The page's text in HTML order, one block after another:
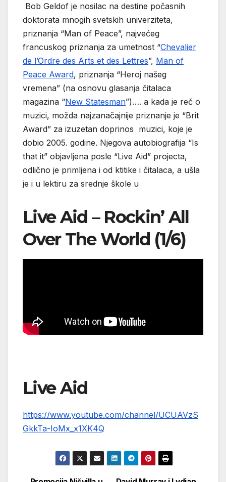
Bob Geldof je nosilac na destine počasnih
doktorata mnogih svetskih univerziteta,
priznanja “Man of Peace”, najvećeg
francuskog priznanja za umetnost “Chevalier
de l’Ordre des Arts et des Lettres”, Man of
Peace Award, priznanja “Heroj našeg
vremena” (na osnovu glasanja čitalaca
magazina “New Statesman”)…. a kada je reč o
muzici, možda najzanačajnije priznanje je “Brit
Award” za izuzetan doprinos muzici, koje je
dobio 2005. godine. Njegova autobiografija “Is
that it” objavljena posle “Live Aid” projecta,
odlično je primljena i od ktitike i čitalaca, a ušla
je i u lektiru za srednje škole u
Live Aid – Rockin’ All
Over The World (1/6)
Live Aid
https://www.youtube.com/channel/UCUAVzS
GkkTa-IoMx_x1XK4Q